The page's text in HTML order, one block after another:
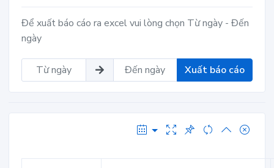
Để xuất báo cáo ra excel vui lòng chọn Từ ngày - Đến
ngày
Xuất báo cáo